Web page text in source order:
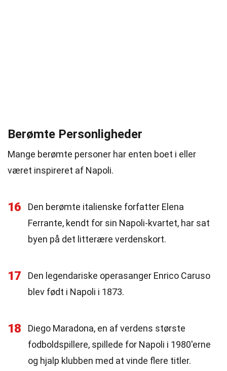
Berømte Personligheder
Mange berømte personer har enten boet i eller
været inspireret af Napoli.
16
Den berømte italienske forfatter Elena
Ferrante, kendt for sin Napoli-kvartet, har sat
byen på det litterære verdenskort.
17
Den legendariske operasanger Enrico Caruso
blev født i Napoli i 1873.
18
Diego Maradona, en af verdens største
fodboldspillere, spillede for Napoli i 1980'erne
og hjalp klubben med at vinde flere titler.